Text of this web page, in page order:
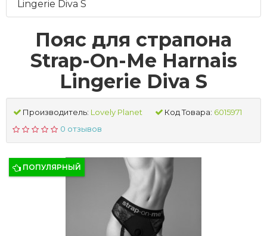
Lingerie Diva S
Пояс для страпона
Strap-On-Me Harnais
Lingerie Diva S
Производитель: Lovely Planet Код Товара: 6015971
0 отзывов
ПОПУЛЯРНЫЙ